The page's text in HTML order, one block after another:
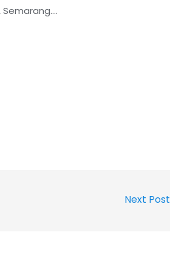
Semarang….
Next Post